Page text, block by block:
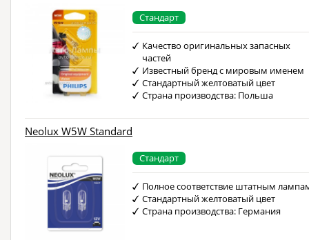
Стандарт
Качество оригинальных запасных
частей
Известный бренд с мировым именем
Стандартный желтоватый цвет
Страна производства: Польша
Neolux W5W Standard
Стандарт
Полное соответствие штатным
Стандартный желтоватый цвет
Страна производства: Германия